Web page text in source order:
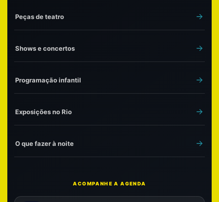
Peças de teatro
Shows e concertos
Programação infantil
Exposições no Rio
O que fazer à noite
ACOMPANHE A AGENDA